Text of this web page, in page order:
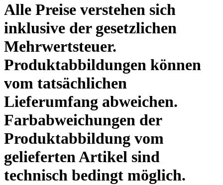
Alle Preise verstehen sich
inklusive der gesetzlichen
Mehrwertsteuer.
Produktabbildungen können
vom tatsächlichen
Lieferumfang abweichen.
Farbabweichungen der
Produktabbildung vom
gelieferten Artikel sind
technisch bedingt möglich.